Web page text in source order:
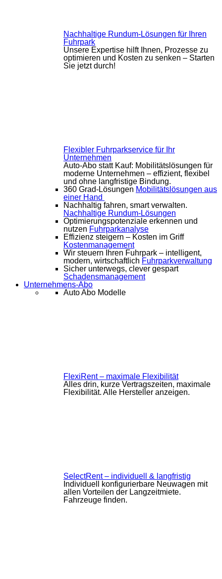
Nachhaltige Rundum-Lösungen für Ihren
Fuhrpark
Unsere Expertise hilft Ihnen, Prozesse zu
optimieren und Kosten zu senken – Starten
Sie jetzt durch!
Flexibler Fuhrparkservice für Ihr
Unternehmen
Auto-Abo statt Kauf: Mobilitätslösungen für
moderne Unternehmen – effizient, flexibel
und ohne langfristige Bindung.
360 Grad-Lösungen Mobilitätslösungen aus
einer Hand
Nachhaltig fahren, smart verwalten.
Nachhaltige Rundum-Lösungen
Optimierungspotenziale erkennen und
nutzen Fuhrparkanalyse
Effizienz steigern – Kosten im Griff
Kostenmanagement
Wir steuern Ihren Fuhrpark – intelligent,
modern, wirtschaftlich Fuhrparkverwaltung
Sicher unterwegs, clever gespart
Schadensmanagement
Unternehmens-Abo
Auto Abo Modelle
FlexiRent – maximale Flexibilität
Alles drin, kurze Vertragszeiten, maximale
Flexibilität. Alle Hersteller anzeigen.
SelectRent – individuell & langfristig
Individuell konfigurierbare Neuwagen mit
allen Vorteilen der Langzeitmiete.
Fahrzeuge finden.